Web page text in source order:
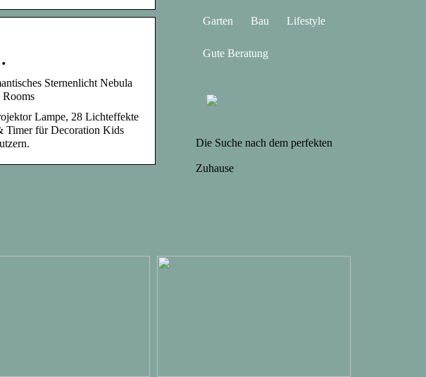
Sternenlicht Nebula
Lampe, 28 Lichteffekte
Timer für Decoration Kids
Garten Bau Lifestyle
Gute Beratung
Die Suche nach dem perfekten
Zuhause